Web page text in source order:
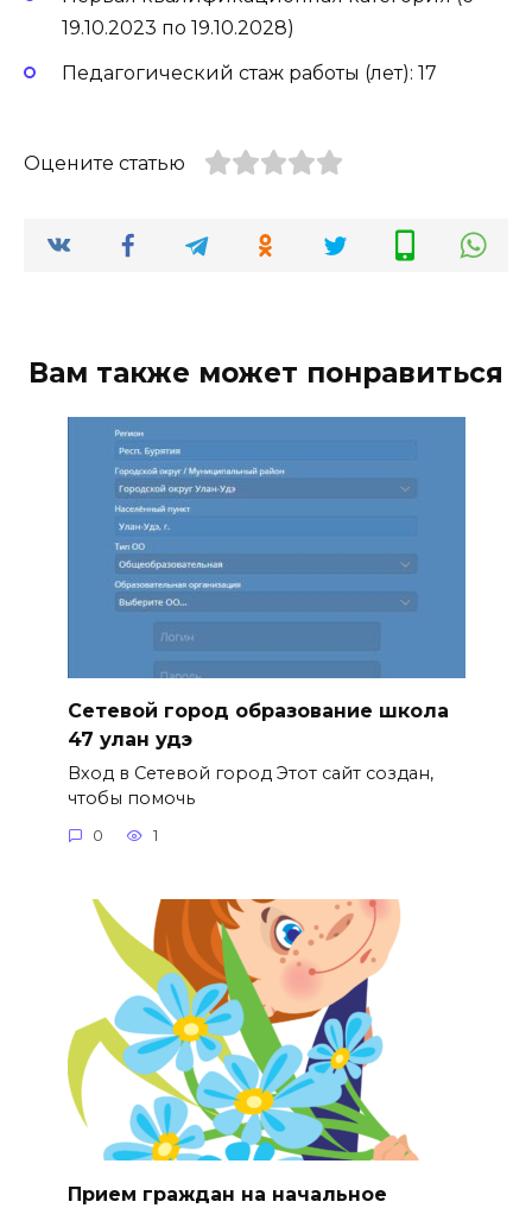
19.10.2023 по 19.10.2028)
Педагогический стаж работы (лет): 17
Оцените статью
Вам также может понравиться
Сетевой город образование школа
47 улан удэ
Вход в Сетевой город Этот сайт создан,
чтобы помочь
0 1
Прием граждан на начальное